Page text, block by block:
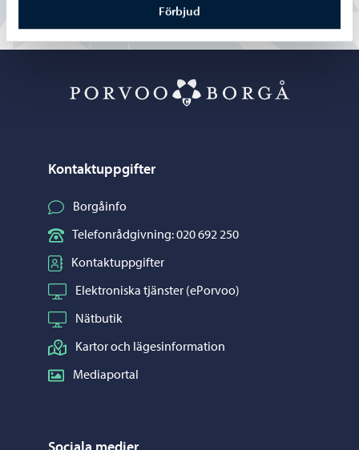
Förbjud
Kontaktuppgifter
Borgåinfo
Telefonrådgivning: 020 692 250
Kontaktuppgifter
Elektroniska tjänster (ePorvoo)
Nätbutik
Kartor och lägesinformation
Mediaportal